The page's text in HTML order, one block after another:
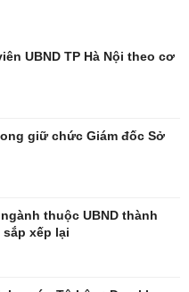
Xổ số 3 miền
Giá cà phê
UBND TP Hà Nội theo cơ
giữ chức Giám đốc Sở
thuộc UBND thành
sắp xếp lại